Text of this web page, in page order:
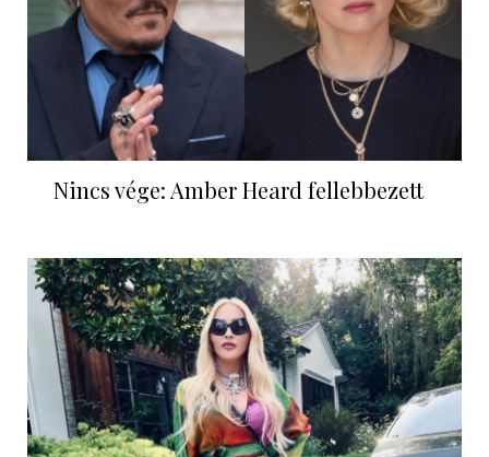
Nincs vége: Amber Heard fellebbezett